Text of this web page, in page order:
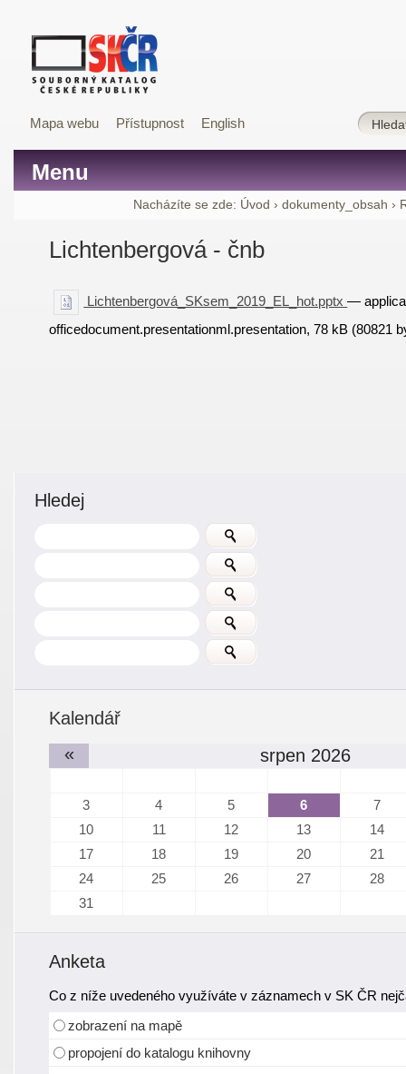
Mapa webu Přístupnost English
Menu
Nacházíte se zde: Úvod › dokumenty_obsah ›
Lichtenbergová - čnb
Lichtenbergová_SKsem_2019_EL_hot.pptx—
officedocument.presentationml.presentation, 78 kB (80821
Hledej
Kalendář
«
srpen 2026
3 4 5 6
7
10
11 12 13
14
17
18 19 20
21
24
25 26 27
28
31
Anketa
Co z níže uvedeného využíváte v záznamech v SK ČR
zobrazení na mapě
propojení do katalogu knihovny